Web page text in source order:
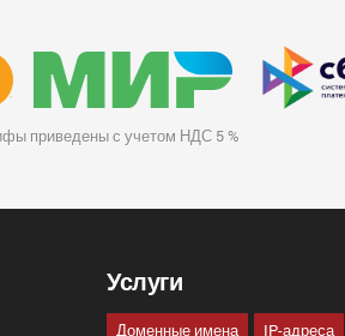
приведены с учетом НДС 5 %
Услуги
Доменные имена IP-адреса